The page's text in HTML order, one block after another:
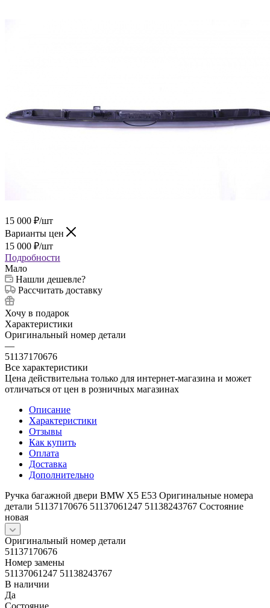
15 000 ₽/шт
Варианты цен
15 000 ₽/шт
Подробности
Мало
Нашли дешевле?
Рассчитать доставку
Хочу в подарок
Характеристики
Оригинальный номер детали
—
51137170676
Все характеристики
Цена действительна только для интернет-магазина и может
отличаться от цен в розничных магазинах
Описание
Характеристики
Отзывы
Как купить
Оплата
Доставка
Дополнительно
Ручка багажной двери BMW X5 E53 Оригинальные номера
детали 51137170676 51137061247 51138243767 Состояние
новая
Оригинальный номер детали
51137170676
Номер замены
51137061247 51138243767
В наличии
Да
Состояние